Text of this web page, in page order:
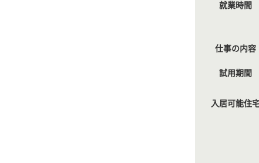
就業時間
仕事の内容
試用期間
入居可能住